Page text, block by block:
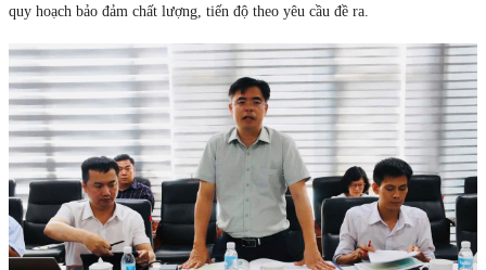
quy hoạch bảo đảm chất lượng, tiến độ theo yêu cầu đề ra.